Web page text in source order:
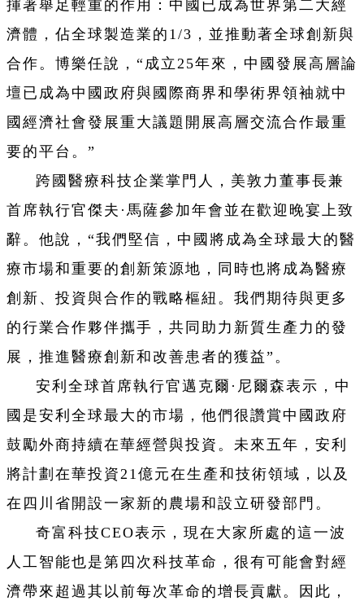
揮著舉足輕重的作用：中國已成為世界第二大經
濟體，佔全球製造業的1/3，並推動著全球創新與
合作。博樂任說，“成立25年來，中國發展高層論
壇已成為中國政府與國際商界和學術界領袖就中
國經濟社會發展重大議題開展高層交流合作最重
要的平台。”
跨國醫療科技企業掌門人，美敦力董事長兼
首席執行官傑夫·馬薩參加年會並在歡迎晚宴上致
辭。他說，“我們堅信，中國將成為全球最大的醫
療市場和重要的創新策源地，同時也將成為醫療
創新、投資與合作的戰略樞紐。我們期待與更多
的行業合作夥伴攜手，共同助力新質生產力的發
展，推進醫療創新和改善患者的獲益”。
安利全球首席執行官邁克爾·尼爾森表示，中
國是安利全球最大的市場，他們很讚賞中國政府
鼓勵外商持續在華經營與投資。未來五年，安利
將計劃在華投資21億元在生產和技術領域，以及
在四川省開設一家新的農場和設立研發部門。
奇富科技CEO表示，現在大家所處的這一波
人工智能也是第四次科技革命，很有可能會對經
濟帶來超過其以前每次革命的增長貢獻。因此，